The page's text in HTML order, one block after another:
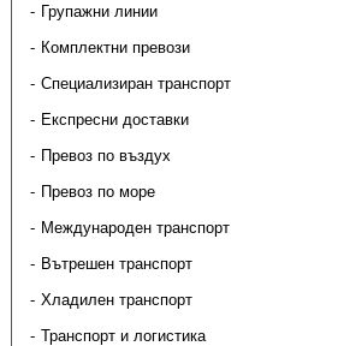
Групажни линии
Комплектни превози
Специализиран транспорт
Експресни доставки
Превоз по въздух
Превоз по море
Международен транспорт
Вътрешен транспорт
Хладилен транспорт
Транспорт и логистика